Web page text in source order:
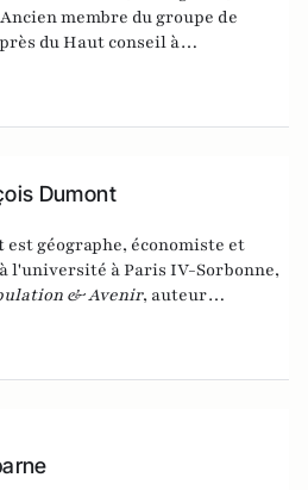
membre du groupe de
du Haut conseil à
:
sous la direction de Guylain
Dumont
est géographe, économiste et
l'université à Paris IV-Sorbonne,
& Avenir, auteur
et Territoires de France en 2030